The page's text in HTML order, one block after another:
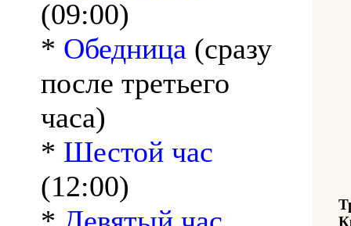
(09:00)
* Обедница (сразу
после третьего
часа)
* Шестой час
(12:00)